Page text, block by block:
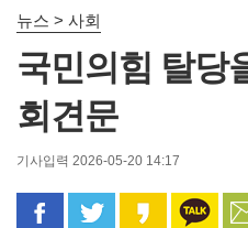
뉴스 > 사회
국민의힘 탈당
회견문
기사입력 2026-05-20 14:17
페이스북으로 공유
트위터로 공유카카오 스
카